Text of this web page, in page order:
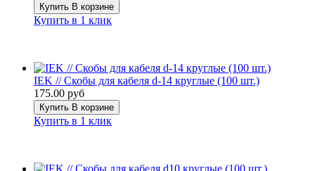
Купить В корзине
Купить в 1 клик
IEK // Скобы для кабеля d-14 круглые (100 шт.)
175.00 руб
Купить В корзине
Купить в 1 клик